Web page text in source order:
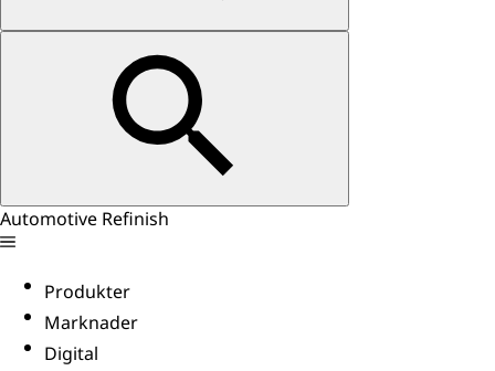
Automotive Refinish
Produkter
Marknader
Digital